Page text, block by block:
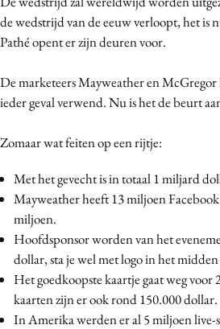
de wedstrijd van de eeuw verloopt, het is
Pathé opent er zijn deuren voor.
De marketeers Mayweather en
ieder geval verwend. Nu is het de beurt
Zomaar wat feiten op een rijtje:
Met het gevecht is in totaal 1 miljard
Mayweather heeft 13 miljoen
miljoen.
Hoofdsponsor worden van het
dollar, sta je wel met logo in het
Het goedkoopste kaartje gaat weg
kaarten zijn er ook rond 150.000 dollar.
In Amerika werden er al 5 miljoen live-